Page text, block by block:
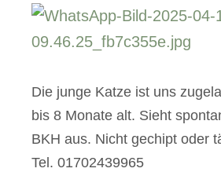
Die junge Katze ist uns
bis 8 Monate alt. Sieht
BKH aus. Nicht gechipt oder
Tel. 01702439965